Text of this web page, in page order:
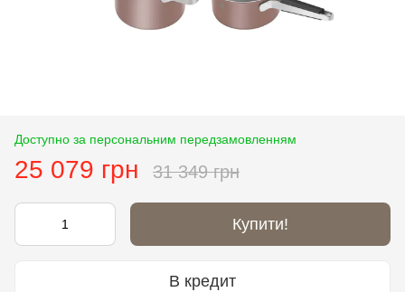
Доступно за персональним передзамовленням
25 079 грн 31 349 грн
Купити!
В кредит